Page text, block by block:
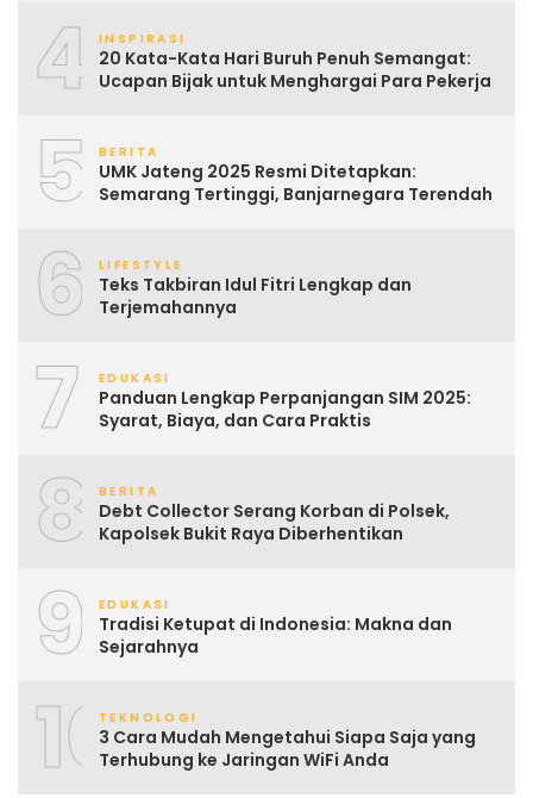
4 INSPIRASI
20 Kata-Kata Hari Buruh Penuh Semangat:
Ucapan Bijak untuk Menghargai Para Pekerja
5 BERITA
UMK Jateng 2025 Resmi Ditetapkan:
Semarang Tertinggi, Banjarnegara Terendah
6 LIFESTYLE
Teks Takbiran Idul Fitri Lengkap dan
Terjemahannya
7 EDUKASI
Panduan Lengkap Perpanjangan SIM 2025:
Syarat, Biaya, dan Cara Praktis
8 BERITA
Debt Collector Serang Korban di Polsek,
Kapolsek Bukit Raya Diberhentikan
9 EDUKASI
Tradisi Ketupat di Indonesia: Makna dan
Sejarahnya
10TEKNOLOGI
3 Cara Mudah Mengetahui Siapa Saja yang
Terhubung ke Jaringan WiFi Anda